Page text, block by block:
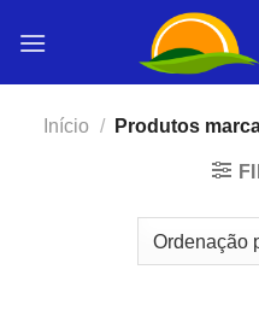
Início / Produtos